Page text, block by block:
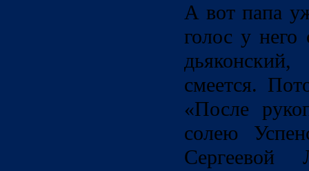
А вот папа
голос у
смеется.
«После
солею
Сергеевой